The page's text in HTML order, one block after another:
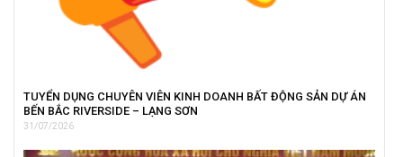
TUYỂN DỤNG CHUYÊN VIÊN KINH DOANH BẤT ĐỘNG SẢN DỰ ÁN
BẾN BẮC RIVERSIDE – LẠNG SƠN
31/07/2026